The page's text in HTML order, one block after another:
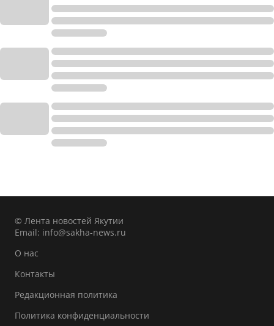
© Лента новостей Якутии
Email: info@sakha-news.ru
О нас
Контакты
Редакционная политика
Политика конфиденциальности